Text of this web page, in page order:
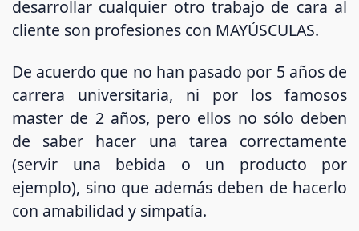
desarrollar cualquier otro trabajo de cara al
cliente son profesiones con MAYÚSCULAS.
De acuerdo que no han pasado por 5 años de
carrera universitaria, ni por los famosos
master de 2 años, pero ellos no sólo deben
de saber hacer una tarea correctamente
(servir una bebida o un producto por
ejemplo), sino que además deben de hacerlo
con amabilidad y simpatía.